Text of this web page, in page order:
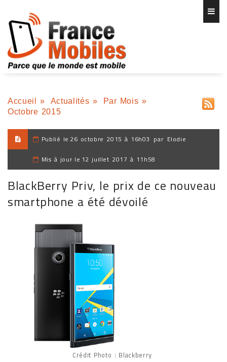
Accueil » Actualités » Par Mois »
Octobre 2015
Publié le 26 octobre 2015 à 16h03 par Elodie
Mis à jour le 12 juillet 2017 à 11h58
BlackBerry Priv, le prix de ce nouveau
smartphone a été dévoilé
Crédit Photo : Blackberry